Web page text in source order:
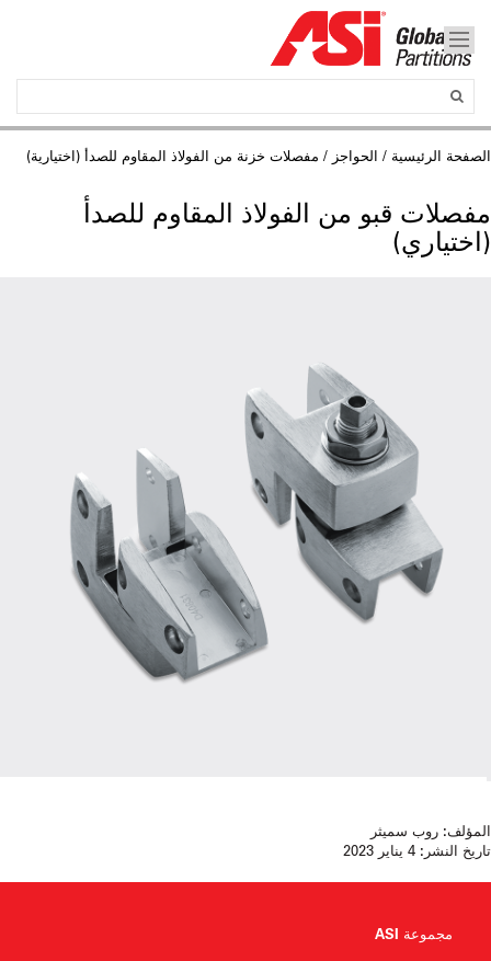
الصفحة الرئيسية / الحواجز / مفصلات خزنة من الفولاذ المقاوم للصدأ (اختيارية)
مفصلات قبو من الفولاذ المقاوم للصدأ
(اختياري)
المؤلف: روب سميثر
تاريخ النشر:
مجموعة ASI